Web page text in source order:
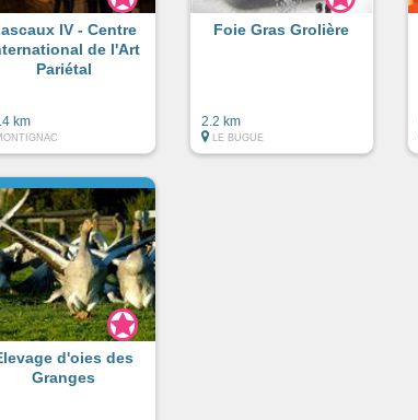
IV - Centre
de l'Art
Pariétal
km
Foie Gras Grolière
2.2 km
LE BUGUE
d'oies des
Granges